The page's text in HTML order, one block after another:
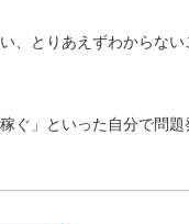
、とりあえずわからな
ぐ」といった自分で問